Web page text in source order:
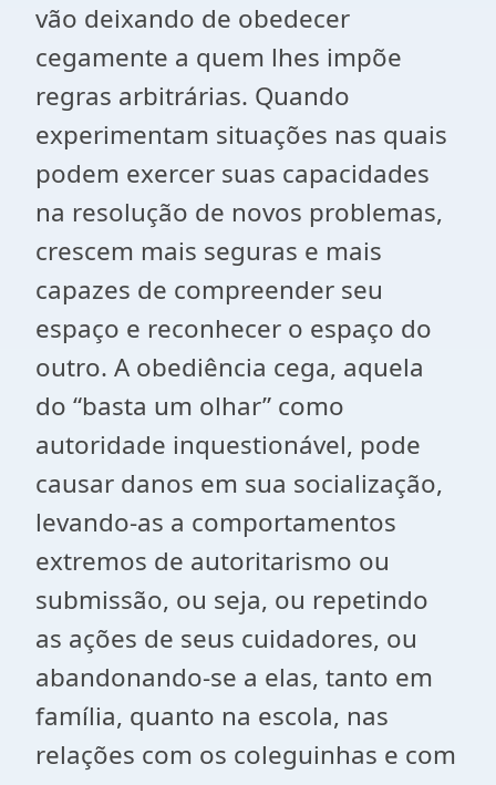
vão deixando de obedecer
cegamente a quem lhes impõe
regras arbitrárias. Quando
experimentam situações nas quais
podem exercer suas capacidades
na resolução de novos problemas,
crescem mais seguras e mais
capazes de compreender seu
espaço e reconhecer o espaço do
outro. A obediência cega, aquela
do “basta um olhar” como
autoridade inquestionável, pode
causar danos em sua socialização,
levando-as a comportamentos
extremos de autoritarismo ou
submissão, ou seja, ou repetindo
as ações de seus cuidadores, ou
abandonando-se a elas, tanto em
família, quanto na escola, nas
relações com os coleguinhas e com